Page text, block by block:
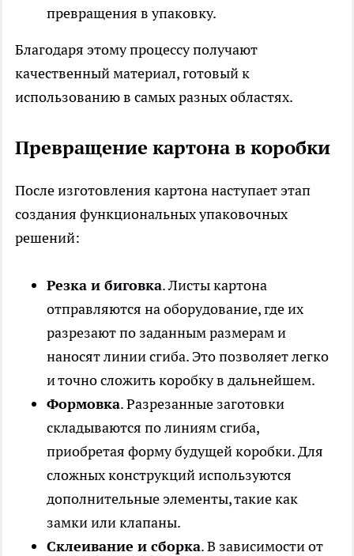
превращения в упаковку.
Благодаря этому процессу получают
качественный материал, готовый к
использованию в самых разных областях.
Превращение картона в коробки
После изготовления картона наступает этап
создания функциональных упаковочных
решений:
Резка и биговка. Листы картона
отправляются на оборудование, где их
разрезают по заданным размерам и
наносят линии сгиба. Это позволяет легко
и точно сложить коробку в дальнейшем.
Формовка. Разрезанные заготовки
складываются по линиям сгиба,
приобретая форму будущей коробки. Для
сложных конструкций используются
дополнительные элементы, такие как
замки или клапаны.
Склеивание и сборка. В зависимости от